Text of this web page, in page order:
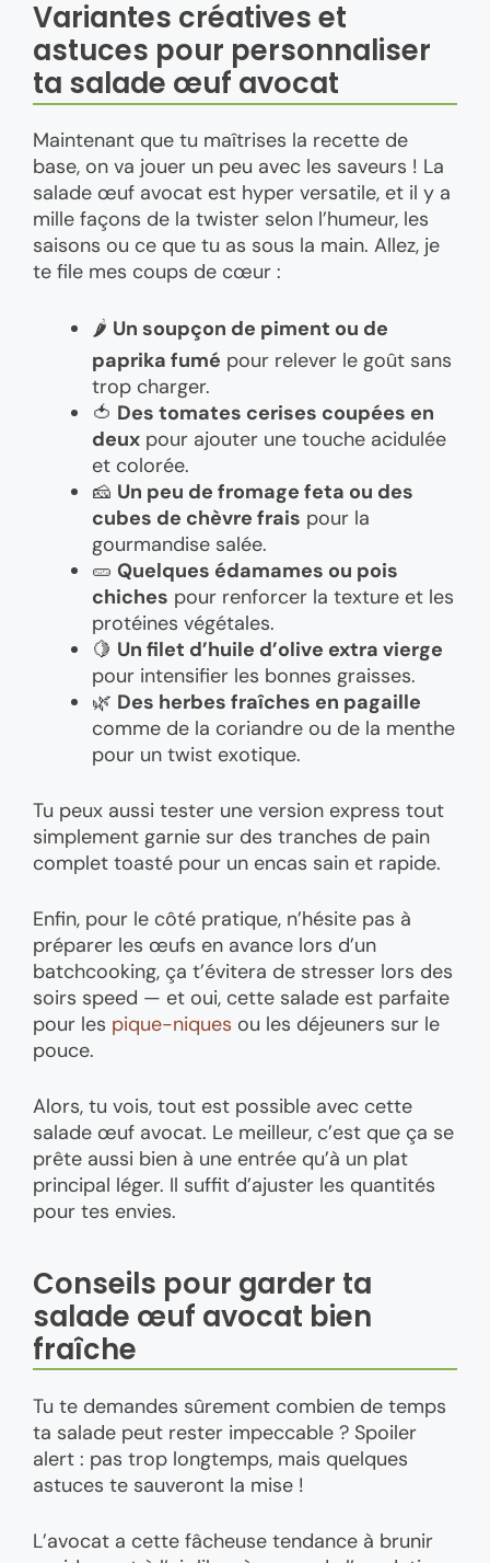
Variantes créatives et
astuces pour personnaliser
ta salade œuf avocat
Maintenant que tu maîtrises la recette de
base, on va jouer un peu avec les saveurs ! La
salade œuf avocat est hyper versatile, et il y a
mille façons de la twister selon l’humeur, les
saisons ou ce que tu as sous la main. Allez, je
te file mes coups de cœur :
🌶️ Un soupçon de piment ou de
paprika fumé pour relever le goût sans
trop charger.
🍅 Des tomates cerises coupées en
deux pour ajouter une touche acidulée
et colorée.
🧀 Un peu de fromage feta ou des
cubes de chèvre frais pour la
gourmandise salée.
🥒 Quelques édamames ou pois
chiches pour renforcer la texture et les
protéines végétales.
🍋 Un filet d’huile d’olive extra vierge
pour intensifier les bonnes graisses.
🌿 Des herbes fraîches en pagaille
comme de la coriandre ou de la menthe
pour un twist exotique.
Tu peux aussi tester une version express tout
simplement garnie sur des tranches de pain
complet toasté pour un encas sain et rapide.
Enfin, pour le côté pratique, n’hésite pas à
préparer les œufs en avance lors d’un
batchcooking, ça t’évitera de stresser lors des
soirs speed — et oui, cette salade est parfaite
pour les pique-niques ou les déjeuners sur le
pouce.
Alors, tu vois, tout est possible avec cette
salade œuf avocat. Le meilleur, c’est que ça se
prête aussi bien à une entrée qu’à un plat
principal léger. Il suffit d’ajuster les quantités
pour tes envies.
Conseils pour garder ta
salade œuf avocat bien
fraîche
Tu te demandes sûrement combien de temps
ta salade peut rester impeccable ? Spoiler
alert : pas trop longtemps, mais quelques
astuces te sauveront la mise !
L’avocat a cette fâcheuse tendance à brunir